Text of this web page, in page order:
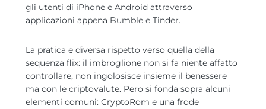
gli utenti di iPhone e Android attraverso
applicazioni appena Bumble e Tinder.
La pratica e diversa rispetto verso quella della
sequenza flix: il imbroglione non si fa niente affatto
controllare, non ingolosisce insieme il benessere
ma con le criptovalute. Pero si fonda sopra alcuni
elementi comuni: CryptoRom e una frode